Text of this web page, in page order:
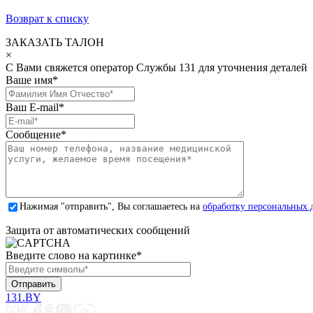
Возврат к списку
ЗАКАЗАТЬ ТАЛОН
×
С Вами свяжется оператор Службы 131 для уточнения деталей
Ваше имя*
Ваш E-mail*
Сообщение*
Нажимая "отправить", Вы соглашаетесь на обработку персональных
Защита от автоматических сообщений
Введите слово на картинке*
131.BY